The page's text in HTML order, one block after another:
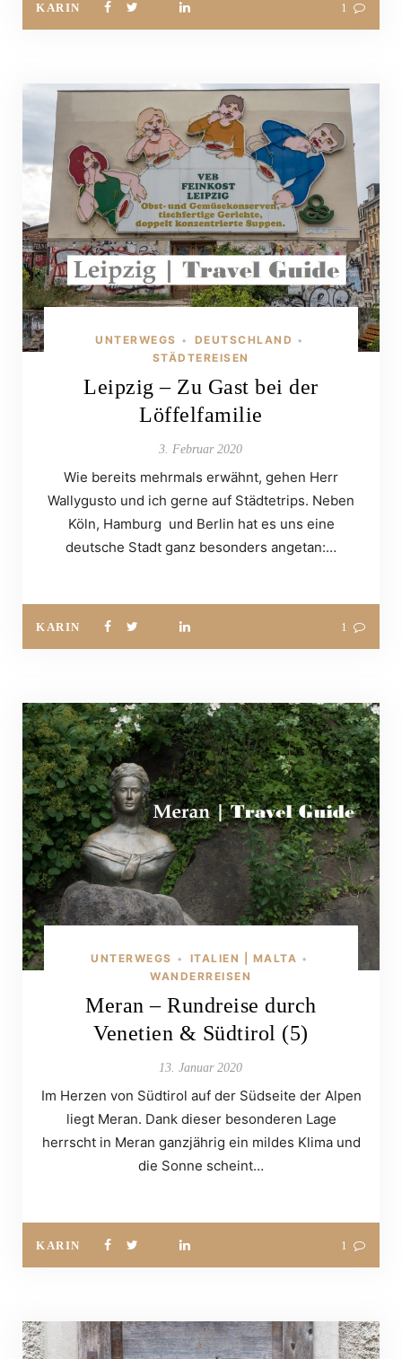
KARIN 1
UNTERWEGS • DEUTSCHLAND •
STÄDTEREISEN
Leipzig – Zu Gast bei der
Löffelfamilie
3. Februar 2020
Wie bereits mehrmals erwähnt, gehen Herr
Wallygusto und ich gerne auf Städtetrips. Neben
Köln, Hamburg und Berlin hat es uns eine
deutsche Stadt ganz besonders angetan:…
KARIN 1
UNTERWEGS • ITALIEN | MALTA •
WANDERREISEN
Meran – Rundreise durch
Venetien & Südtirol (5)
13. Januar 2020
Im Herzen von Südtirol auf der Südseite der Alpen
liegt Meran. Dank dieser besonderen Lage
herrscht in Meran ganzjährig ein mildes Klima und
die Sonne scheint…
KARIN 1